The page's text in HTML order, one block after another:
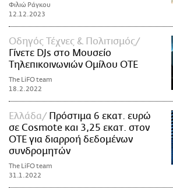
Φιλιώ Ράγκου
12.12.2023
Οδηγός Τέχνες & Πολιτισμός
Γίνετε DJs στο Μουσείο
Τηλεπικοινωνιών Ομίλου ΟΤΕ
The LiFO team
18.2.2022
Ελλάδα
Πρόστιμα 6 εκατ. ευρώ
σε Cosmote και 3,25 εκατ. στον
ΟΤΕ για διαρροή δεδομένων
συνδρομητών
The LiFO team
31.1.2022